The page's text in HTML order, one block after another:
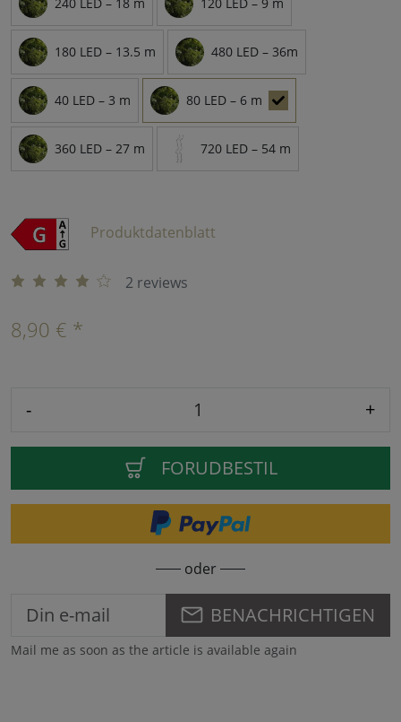
240 LED – 18 m 120 LED – 9 m
180 LED – 13.5 m 480 LED – 36m
40 LED – 3 m 80 LED – 6 m
360 LED – 27 m 720 LED – 54 m
Produktdatenblatt
2 reviews
8,90 € *
- +
FORUDBESTIL
oder
BENACHRICHTIGEN
Mail me as soon as the article is available again